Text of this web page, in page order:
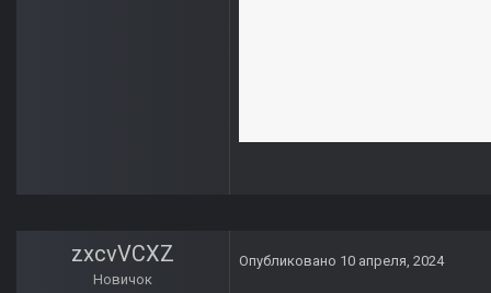
zxcvVCXZ
Новичок
Опубликовано 10 апреля, 2024